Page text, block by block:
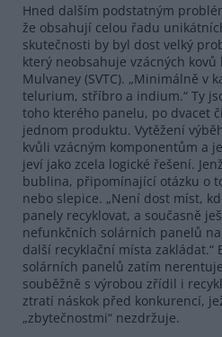
Hned dalším podstatným
že obsahují celou řadu
skutečnosti by byl dost velký
který neobsahuje vzácných
Mulvaney (SVTC). „Minimálně v
telurium, stříbro a indium.“ Ty
toho kterého panelu, po dvacet
jednom produktu. Vytěžení
kvůli vzácným komponentům a
jeví jako zcela logické řešení.
bublina, připomínající otázku o
nebo slepice. „Není dost míst,
panely recyklovat, a současně
nefunkčních solárních panelů
další recyklační místa zakládat.“
solárních panelů zatím
souběžně s výrobou zřídil i
ztratí náskok před konkurencí,
„zbytečnostmi“ nezdržuje.